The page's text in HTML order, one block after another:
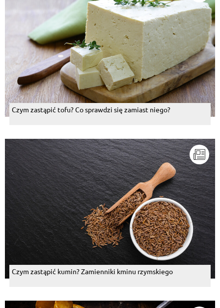
Czym zastąpić tofu? Co sprawdzi się zamiast niego?
Czym zastąpić kumin? Zamienniki kminu rzymskiego